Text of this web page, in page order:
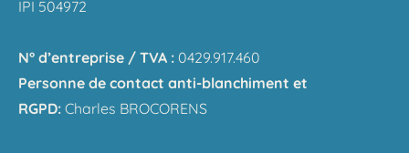
IPI 504972
N° d’entreprise / TVA : 0429.917.460
Personne de contact anti-blanchiment et
RGPD: Charles BROCORENS